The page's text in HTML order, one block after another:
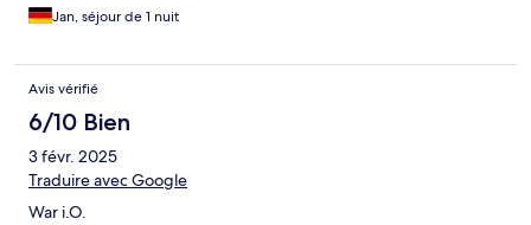
Jan, séjour de 1 nuit
Avis vérifié
6/10 Bien
3 févr. 2025
Traduire avec Google
War i.O.